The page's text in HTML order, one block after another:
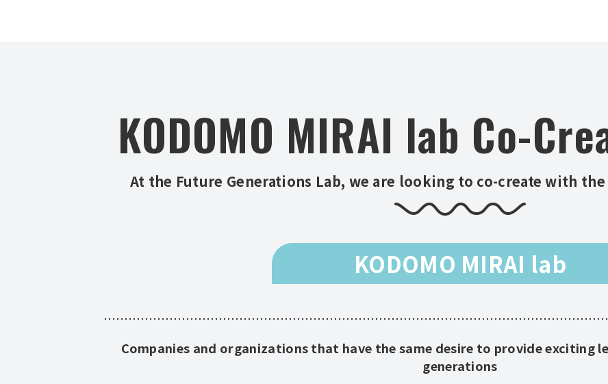
KODOMO MIRAI lab Co-
At the Future Generations Lab, we are looking to co-create with
KODOMO MIRAI lab
Companies and organizations that have the same desire to provide
generations